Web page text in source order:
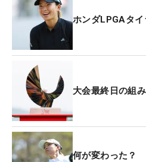
“パターに助けられた”のは
番。2打目をグリーン左脇ま
ってからだ。ここはうねっ
のピンは最上段に切られて
に段を上りきらず傾斜を転
置まで逆戻り。すると続く4
段を上らず、再びボールが
ーン上で止まったものの、
ットを残した。
ホンダLPGAタ
大会最終日の組
何が変わった？